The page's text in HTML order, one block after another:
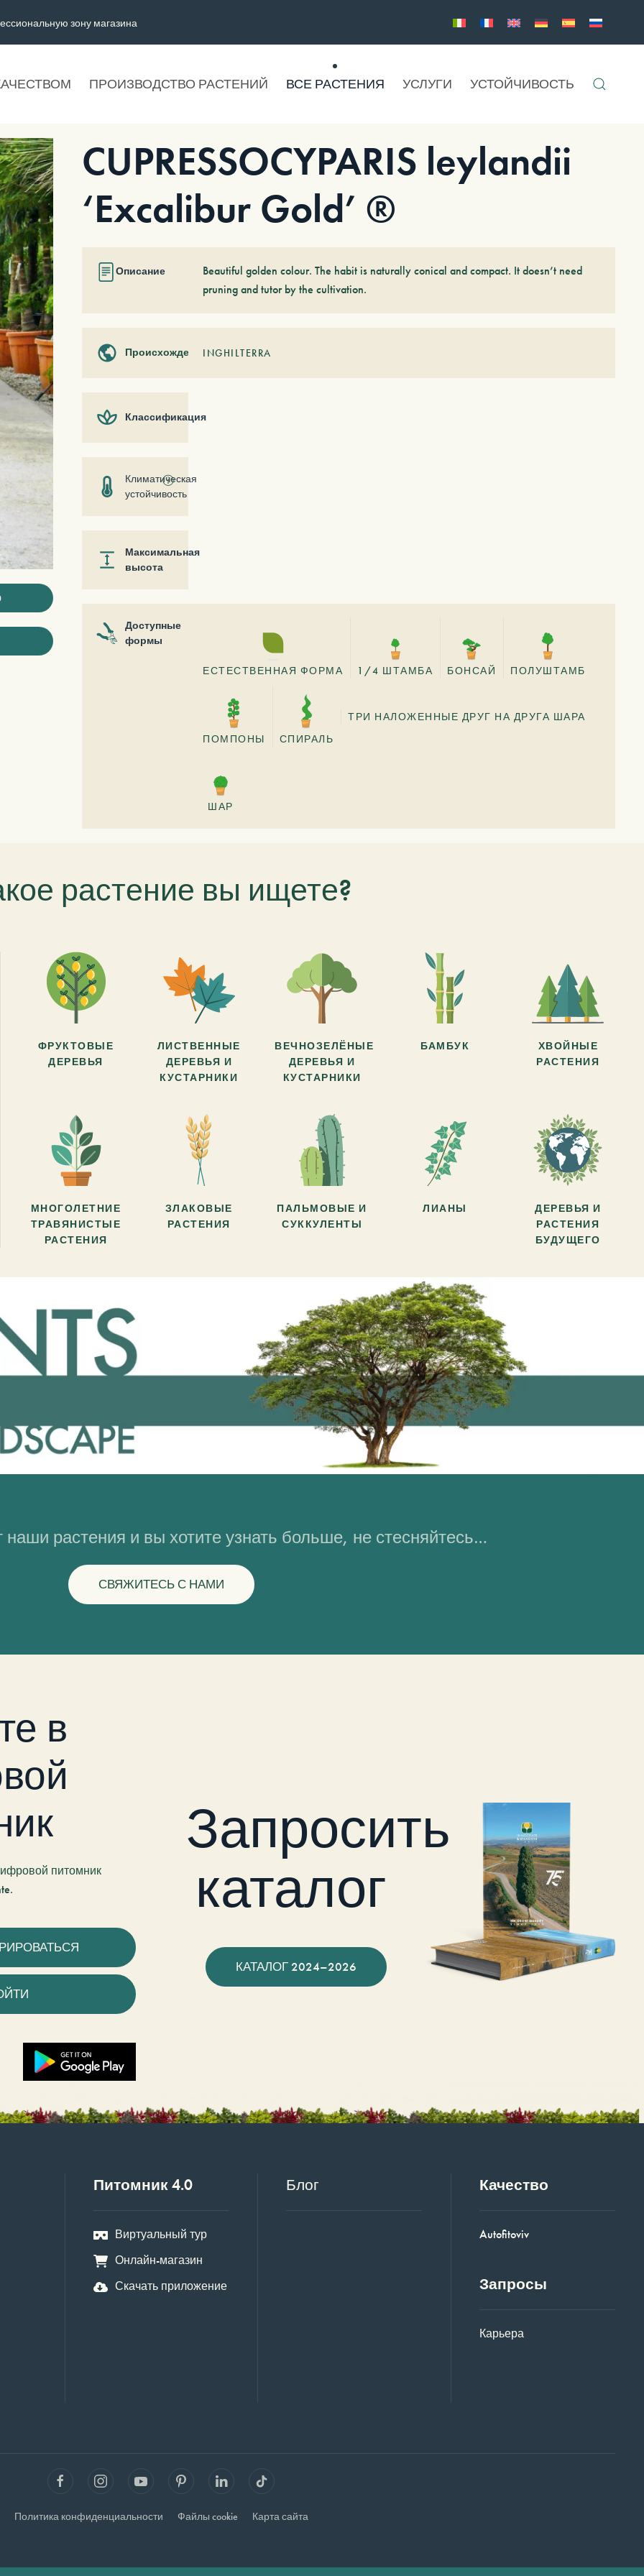
зону магазина
ПРОИЗВОДСТВО РАСТЕНИЙ ВСЕ РАСТЕНИЯ УСЛУГИ УСТОЙЧИВОСТЬ
CUPRESSOCYPARIS leylandii
‘Excalibur Gold’ ®
Описание
Beautiful golden colour. The habit is naturally conical and compact. It doesn’t need
pruning and tutor by the cultivation.
ПроисхождениеINGHILTERRA
Классификация
Климатическая
устойчивость
ⓘ
Максимальная
высота
Доступные
формы
ЕСТЕСТВЕННАЯ ФОРМА 1/4 ШТАМБА БОНСАЙ ПОЛУШТАМБ
ПОМПОНЫ СПИРАЛЬ
ТРИ НАЛОЖЕННЫЕ ДРУГ НА ДРУГА ШАРА
ШАР
растение вы ищете?
ФРУКТОВЫЕ
ДЕРЕВЬЯ
ЛИСТВЕННЫЕ
ДЕРЕВЬЯ И
КУСТАРНИКИ
ВЕЧНОЗЕЛЁНЫЕ
ДЕРЕВЬЯ И
КУСТАРНИКИ
БАМБУК
ХВОЙНЫЕ
РАСТЕНИЯ
МНОГОЛЕТНИЕ
ТРАВЯНИСТЫЕ
РАСТЕНИЯ
ЗЛАКОВЫЕ
РАСТЕНИЯ
ПАЛЬМОВЫЕ И
СУККУЛЕНТЫ
ЛИАНЫ
ДЕРЕВЬЯ И
РАСТЕНИЯ
БУДУЩЕГО
растения и вы хотите узнать больше, не стесняйтесь…
СВЯЖИТЕСЬ С НАМИ
в
питомник
Запросить
каталог
КАТАЛОГ 2024–2026
Питомник 4.0
Виртуальный тур
Онлайн-магазин
Скачать приложение
Блог Качество
Autofitoviv
Запросы
Карьера
Политика конфиденциальности Файлы cookie Карта сайта